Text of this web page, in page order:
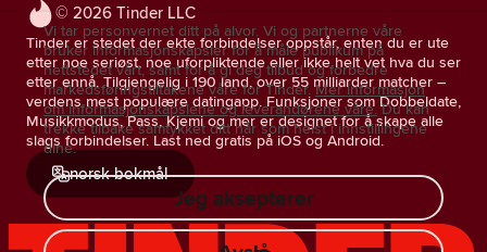
© 2026 Tinder LLC
Tinder er stedet der ekte forbindelser oppstår, enten du er ute
etter noe seriøst, noe uforpliktende eller ikke helt vet hva du ser
etter ennå. Tilgjengelig i 190 land, over 55 milliarder matcher –
verdens mest populære datingapp. Funksjoner som Dobbeldate,
Musikkmodus, Pass, Kjemi og mer er designet for å skape alle
slags forbindelser. Last ned gratis på iOS og Android.
norsk bokmål
Vi tar personvernet ditt på alvor. Vi og partnerne våre
bruker informasjonskapsler for å måle publikum på
nettstedet vårt, samt for å gi deg tilbud og forbedre
markedsføringstiltakene våre for Tinder. Mer informasjon
om informasjonskapslene og leverandørene våre. Du kan
trekke tilbake samtykket ditt når som helst i innstillingene
dine.
Jeg aksepterer